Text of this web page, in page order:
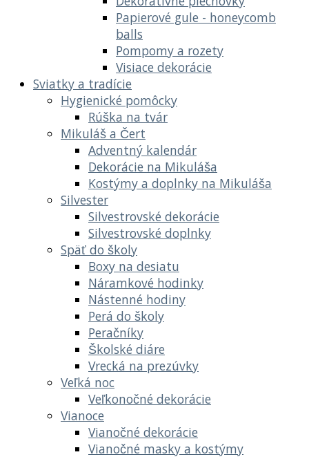
Papierové gule - honeycomb
balls
Pompomy a rozety
Visiace dekorácie
Sviatky a tradície
Hygienické pomôcky
Rúška na tvár
Mikuláš a Čert
Adventný kalendár
Dekorácie na Mikuláša
Kostýmy a doplnky na Mikuláša
Silvester
Silvestrovské dekorácie
Silvestrovské doplnky
Späť do školy
Boxy na desiatu
Náramkové hodinky
Nástenné hodiny
Perá do školy
Peračníky
Školské diáre
Vrecká na prezúvky
Veľká noc
Veľkonočné dekorácie
Vianoce
Vianočné dekorácie
Vianočné masky a kostýmy